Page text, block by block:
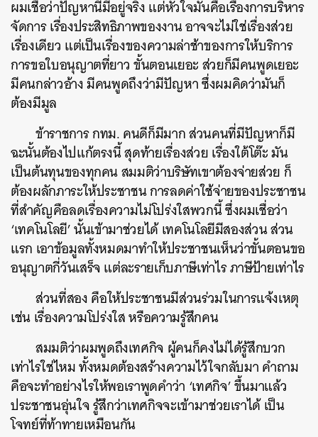
ผมเชื่อว่าปัญหานี้มีอยู่จริงแต่หัวใจมันคือเรื่องการบริหาร
จัดการเรื่องประสิทธิภาพของงานอาจจะไม่ใช่เรื่องส่วย
เรื่องเดียว แต่เป็นเรื่องของความล่าช้าของการให้บริการ
การขอใบอนุญาตที่ยาวขั้นตอนเยอะส่วยก็มีคนพูดเยอะ
มีคนกล่าวอ้างมีคนพูดถึงว่ามีปัญหาซึ่งผมคิดว่ามันก็
ต้องมีมูล
ข้าราชการกทม.คนดีก็มีมากส่วนคนที่มีปัญหาก็มี
ฉะนั้นต้องไปแก้ตรงนี้สุดท้ายเรื่องส่วยเรื่องใต้โต๊ะมัน
เป็นต้นทุนของทุกคนสมมติว่าบริษัทเขาต้องจ่ายส่วยก็
ต้องผลักภาระให้ประชาชนการลดค่าใช้จ่ายของประชาชน
ที่สำคัญคือลดเรื่องความไม่โปร่งใสพวกนี้ซึ่งผมเชื่อว่า
‘เทคโนโลยี’นั้นเข้ามาช่วยได้เทคโนโลยีมีสองส่วนส่วน
แรก เอาข้อมูลทั้งหมดมาทำให้ประชาชนเห็นว่าขั้นตอนขอ
อนุญาตกี่วันเสร็จแต่ละรายเก็บภาษีเท่าไรภาษีป้ายเท่าไร
ส่วนที่สองคือให้ประชาชนมีส่วนร่วมในการแจ้งเหตุ
เช่นเรื่องความโปร่งใสหรือความรู้สึกคน
สมมติว่าผมพูดถึงเทศกิจ ผู้คนก็คงไม่ได้รู้สึกบวก
เท่าไรใช่ไหมทั้งหมดต้องสร้างความไว้ใจกลับมาคำถาม
คือจะทำอย่างไรให้พอเราพูดคำว่า ‘เทศกิจ’ขึ้นมาแล้ว
ประชาชนอุ่นใจรู้สึกว่าเทศกิจจะเข้ามาช่วยเราได้เป็น
โจทย์ที่ท้าทายเหมือนกัน